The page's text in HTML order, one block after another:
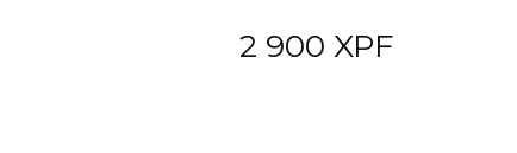
2 900 XPF